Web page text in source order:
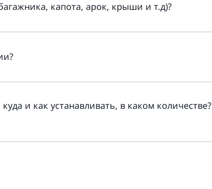
капота, арок, крыши и т.д)?
и как устанавливать, в каком количестве?